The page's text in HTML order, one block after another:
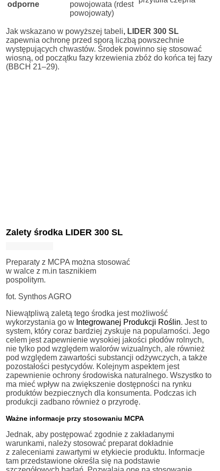
odporne
powojowata (rdest
powojowaty)
Jak wskazano w powyższej tabeli, LIDER 300 SL
zapewnia ochronę przed sporą liczbą powszechnie
występujących chwastów. Środek powinno się stosować
wiosną, od początku fazy krzewienia zbóż do końca tej fazy
(BBCH 21–29).
Zalety środka LIDER 300 SL
Preparaty z MCPA można stosować
w walce z m.in tasznikiem
pospolitym.
fot. Synthos AGRO
Niewątpliwą zaletą tego środka jest możliwość
wykorzystania go w Integrowanej Produkcji Roślin. Jest to
system, który coraz bardziej zyskuje na popularności. Jego
celem jest zapewnienie wysokiej jakości płodów rolnych,
nie tylko pod względem walorów wizualnych, ale również
pod względem zawartości substancji odżywczych, a także
pozostałości pestycydów. Kolejnym aspektem jest
zapewnienie ochrony środowiska naturalnego. Wszystko to
ma mieć wpływ na zwiększenie dostępności na rynku
produktów bezpiecznych dla konsumenta. Podczas ich
produkcji zadbano również o przyrodę.
Ważne informacje przy stosowaniu MCPA
Jednak, aby postępować zgodnie z zakładanymi
warunkami, należy stosować preparat dokładnie
z zaleceniami zawartymi w etykiecie produktu. Informacje
tam przedstawione określa się na podstawie